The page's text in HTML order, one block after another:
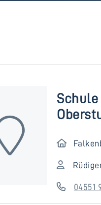
04551